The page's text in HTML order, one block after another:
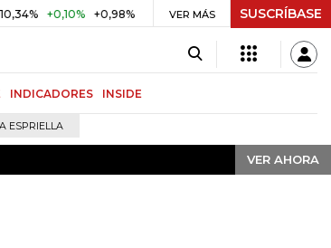
+0,10% +0,98% UVR $ 416,91 +$ 0,05 +0,01%
VER MÁS SUSCRÍBASE
INDICADORES INSIDE
ESPRIELLA
VER AHORA
VER AHORA